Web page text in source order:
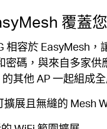
覆蓋
相容於 EasyMesh，
密碼，與來自多家供
其他 AP 一起組成
展且無縫的 Mesh